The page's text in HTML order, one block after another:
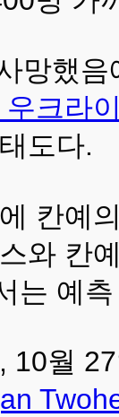
망했
크라
도다.
칸예
와 칸
는 예
10월